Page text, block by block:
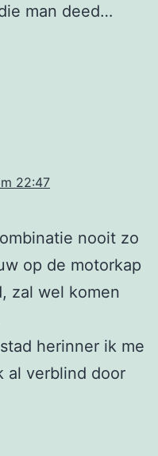
man deed…
22:47
nooit zo
op de motorkap
zal wel komen
herinner ik me
al verblind door